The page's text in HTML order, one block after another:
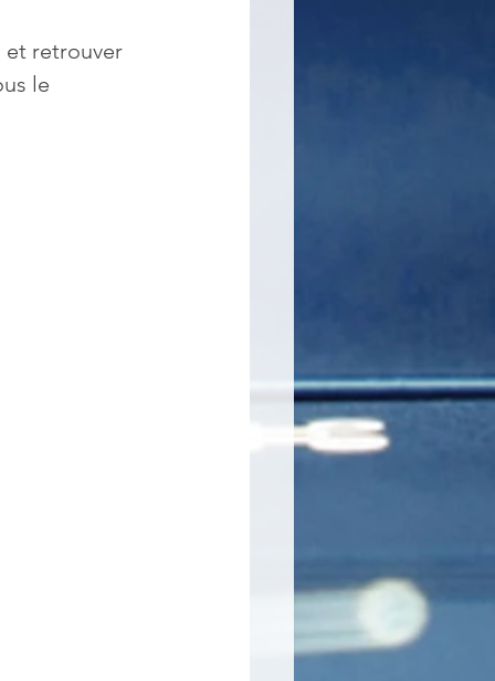
et retrouver
le